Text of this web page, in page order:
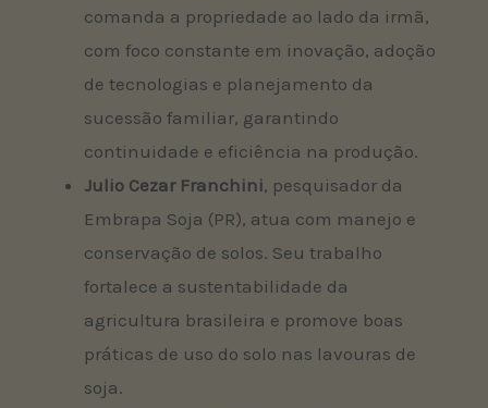
comanda a propriedade ao lado da irmã,
com foco constante em inovação, adoção
de tecnologias e planejamento da
sucessão familiar, garantindo
continuidade e eficiência na produção.
Julio Cezar Franchini, pesquisador da
Embrapa Soja (PR), atua com manejo e
conservação de solos. Seu trabalho
fortalece a sustentabilidade da
agricultura brasileira e promove boas
práticas de uso do solo nas lavouras de
soja.